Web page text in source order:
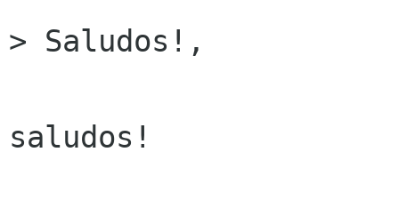
> Saludos!,
saludos!